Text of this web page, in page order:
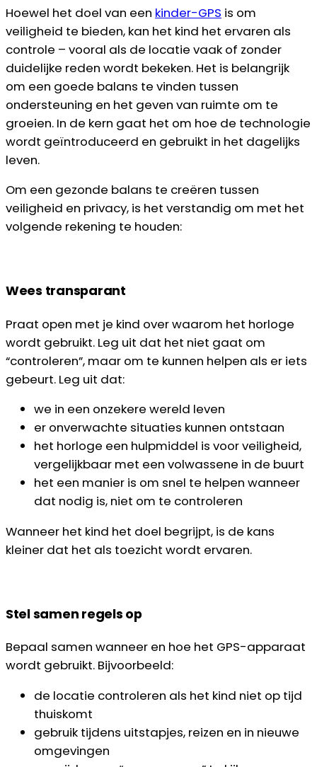
Hoewel het doel van een kinder-GPS is om
veiligheid te bieden, kan het kind het ervaren als
controle – vooral als de locatie vaak of zonder
duidelijke reden wordt bekeken. Het is belangrijk
om een goede balans te vinden tussen
ondersteuning en het geven van ruimte om te
groeien. In de kern gaat het om hoe de technologie
wordt geïntroduceerd en gebruikt in het dagelijks
leven.
Om een gezonde balans te creëren tussen
veiligheid en privacy, is het verstandig om met het
volgende rekening te houden:
Wees transparant
Praat open met je kind over waarom het horloge
wordt gebruikt. Leg uit dat het niet gaat om
“controleren”, maar om te kunnen helpen als er iets
gebeurt. Leg uit dat:
we in een onzekere wereld leven
er onverwachte situaties kunnen ontstaan
het horloge een hulpmiddel is voor veiligheid,
vergelijkbaar met een volwassene in de buurt
het een manier is om snel te helpen wanneer
dat nodig is, niet om te controleren
Wanneer het kind het doel begrijpt, is de kans
kleiner dat het als toezicht wordt ervaren.
Stel samen regels op
Bepaal samen wanneer en hoe het GPS-apparaat
wordt gebruikt. Bijvoorbeeld:
de locatie controleren als het kind niet op tijd
thuiskomt
gebruik tijdens uitstapjes, reizen en in nieuwe
omgevingen